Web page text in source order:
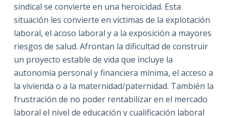
sindical se convierte en una heroicidad. Esta
situación les convierte en víctimas de la explotación
laboral, el acoso laboral y a la exposición a mayores
riesgos de salud. Afrontan la dificultad de construir
un proyecto estable de vida que incluye la
autonomía personal y financiera mínima, el acceso a
la vivienda o a la maternidad/paternidad. También la
frustración de no poder rentabilizar en el mercado
laboral el nivel de educación y cualificación laboral